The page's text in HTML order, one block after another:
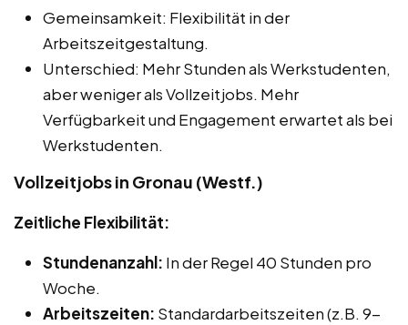
Gemeinsamkeit: Flexibilität in der
Arbeitszeitgestaltung.
Unterschied: Mehr Stunden als Werkstudenten,
aber weniger als Vollzeitjobs. Mehr
Verfügbarkeit und Engagement erwartet als bei
Werkstudenten.
Vollzeitjobs in Gronau (Westf.)
Zeitliche Flexibilität:
Stundenanzahl: In der Regel 40 Stunden pro
Woche.
Arbeitszeiten: Standardarbeitszeiten (z.B. 9-